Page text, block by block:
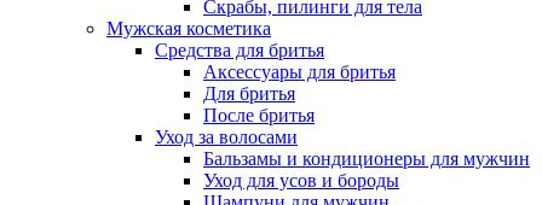
Скрабы, пилинги для тела
Мужская косметика
Средства для бритья
Аксессуары для бритья
Для бритья
После бритья
Уход за волосами
Бальзамы и кондиционеры для мужчин
Уход для усов и бороды